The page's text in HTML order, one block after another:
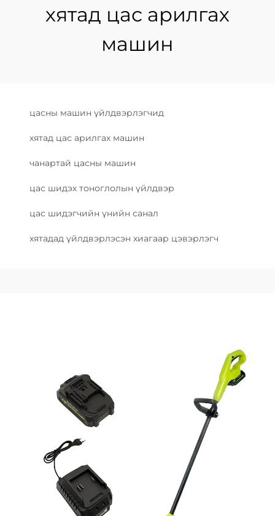
хятад цас арилгах
машин
цасны машин үйлдвэрлэгчид
хятад цас арилгах машин
чанартай цасны машин
цас шидэх тоноглолын үйлдвэр
цас шидэгчийн үнийн санал
хятадад үйлдвэрлэсэн хиагаар цэвэрлэгч